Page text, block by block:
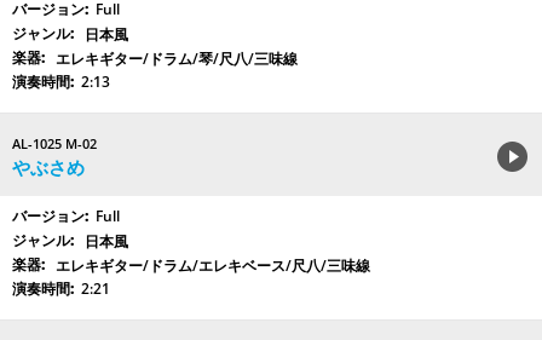
Full
日本風
エレキギター/ドラム/琴/尺八/三味線
2:13
AL-1025 M-02
やぶさめ
Full
日本風
エレキギター/ドラム/エレキベース/尺八/三味線
2:21